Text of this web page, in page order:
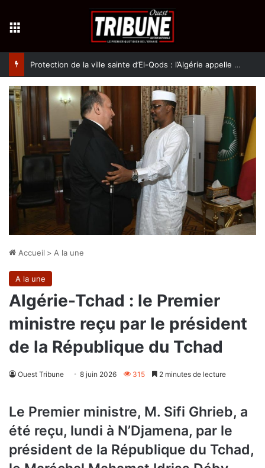
Protection de la ville sainte d’El-Qods : l’Algérie appelle à une action collective
Accueil > A la une
A la une
Algérie-Tchad : le Premier
ministre reçu par le président
de la République du Tchad
Ouest Tribune 8 juin 2026 315 2 minutes de lecture
Le Premier ministre, M. Sifi Ghrieb, a
été reçu, lundi à N’Djamena, par le
président de la République du Tchad,